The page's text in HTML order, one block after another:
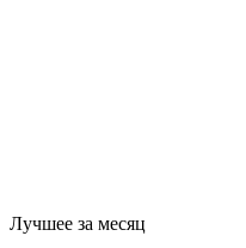
Лучшее за месяц